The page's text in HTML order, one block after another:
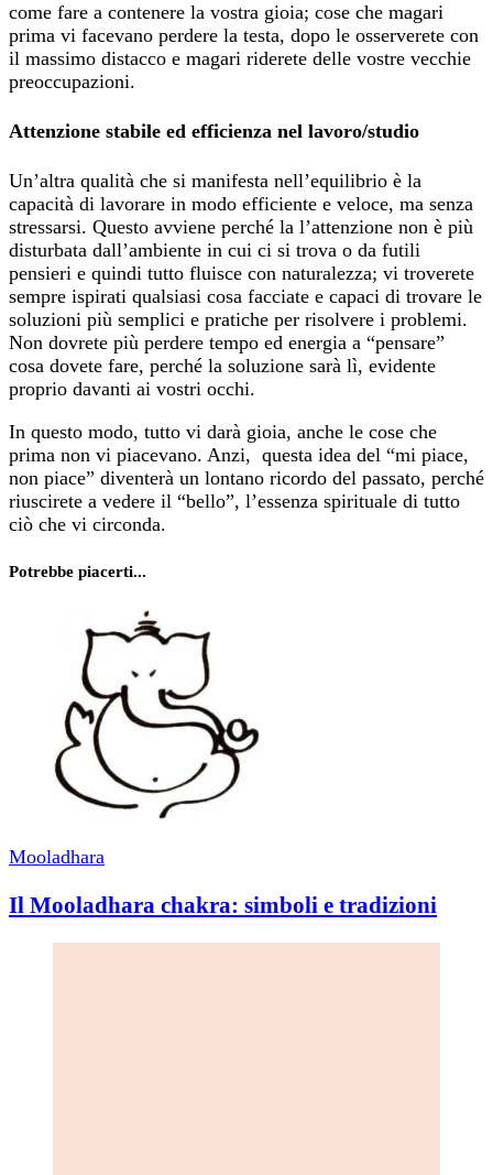
come fare a contenere la vostra gioia; cose che magari
prima vi facevano perdere la testa, dopo le osserverete con
il massimo distacco e magari riderete delle vostre vecchie
preoccupazioni.
Attenzione stabile ed efficienza nel lavoro/studio
Un’altra qualità che si manifesta nell’equilibrio è la
capacità di lavorare in modo efficiente e veloce, ma senza
stressarsi. Questo avviene perché la l’attenzione non è più
disturbata dall’ambiente in cui ci si trova o da futili
pensieri e quindi tutto fluisce con naturalezza; vi troverete
sempre ispirati qualsiasi cosa facciate e capaci di trovare le
soluzioni più semplici e pratiche per risolvere i problemi.
Non dovrete più perdere tempo ed energia a “pensare”
cosa dovete fare, perché la soluzione sarà lì, evidente
proprio davanti ai vostri occhi.
In questo modo, tutto vi darà gioia, anche le cose che
prima non vi piacevano. Anzi, questa idea del “mi piace,
non piace” diventerà un lontano ricordo del passato, perché
riuscirete a vedere il “bello”, l’essenza spirituale di tutto
ciò che vi circonda.
Potrebbe piacerti...
Mooladhara
Il Mooladhara chakra: simboli e tradizioni